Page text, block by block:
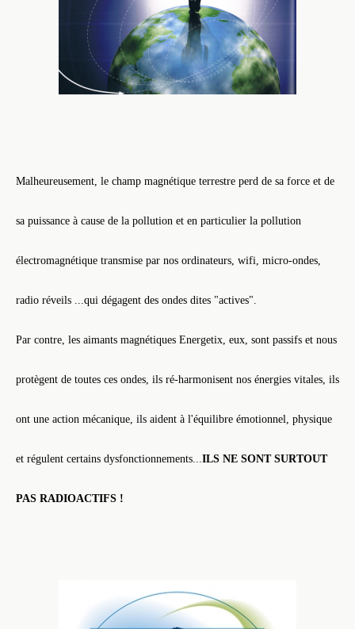
Malheureusement, le champ magnétique terrestre perd de sa force et de
sa puissance à cause de la pollution et en particulier la pollution
électromagnétique transmise par nos ordinateurs, wifi, micro-ondes,
radio réveils ...qui dégagent des ondes dites "actives".
Par contre, les aimants magnétiques Energetix, eux, sont passifs et nous
protègent de toutes ces ondes, ils ré-harmonisent nos énergies vitales, ils
ont une action mécanique, ils aident à l'équilibre émotionnel, physique
et régulent certains dysfonctionnements...ILS NE SONT SURTOUT
PAS RADIOACTIFS !